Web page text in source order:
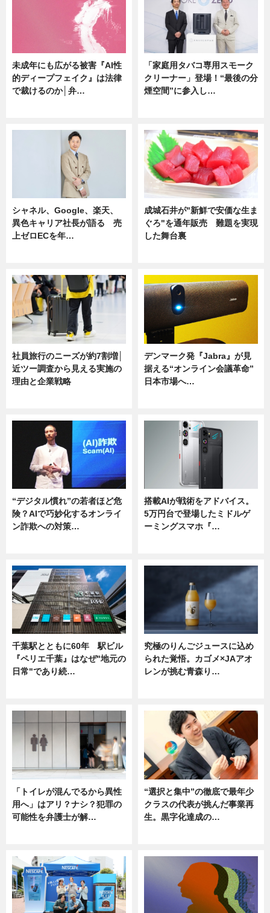
未成年にも広がる被害『AI性
的ディープフェイク』は法律
で裁けるのか│弁…
「家庭用タバコ専用スモーク
クリーナー」登場！“最後の分
煙空間”に参入し…
シャネル、Google、楽天、
異色キャリア社長が語る 売
上ゼロECを年…
成城石井が"新鮮で安価な生ま
ぐろ"を通年販売 難題を実現
した舞台裏
社員旅行のニーズが約7割増│
近ツー調査から見える実施の
理由と企業戦略
デンマーク発『Jabra』が見
据える“オンライン会議革命”
日本市場へ…
“デジタル慣れ”の若者ほど危
険？AIで巧妙化するオンライ
ン詐欺への対策…
搭載AIが戦術をアドバイス。
5万円台で登場したミドルゲ
ーミングスマホ『…
千葉駅とともに60年 駅ビル
『ペリエ千葉』はなぜ"地元の
日常"であり続…
究極のりんごジュースに込め
られた覚悟。カゴメ×JAアオ
レンが挑む青森り…
「トイレが混んでるから異性
用へ」はアリ？ナシ？犯罪の
可能性を弁護士が解…
“選択と集中”の徹底で最年少
クラスの代表が挑んだ事業再
生。黒字化達成の…